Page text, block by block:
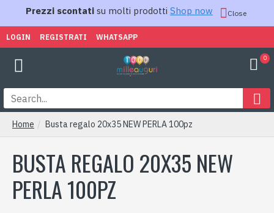
Prezzi scontati su molti prodotti Shop now Close
LOGIN REGISTRATI WHATSAPP
0
Home Busta regalo 20x35 NEW PERLA 100pz
BUSTA REGALO 20X35 NEW
PERLA 100PZ